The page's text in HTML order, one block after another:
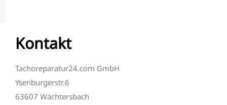
Kontakt
Tachoreparatur24.com GmbH
Ysenburgerstr.6
63607 Wächtersbach